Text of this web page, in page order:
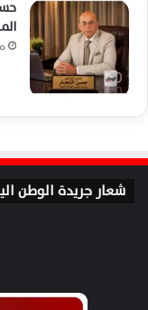
شعار جريدة الوطن